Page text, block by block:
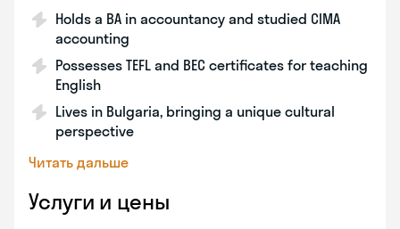
Holds a BA in accountancy and studied CIMA
accounting
Possesses TEFL and BEC certificates for teaching
English
Lives in Bulgaria, bringing a unique cultural
perspective
Читать дальше
Услуги и цены